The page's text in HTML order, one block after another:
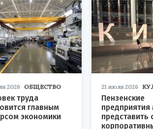
2026 ОБЩЕСТВО
труда
главным
экономики
21 июля 2026
Пензенские
предприятия
представить